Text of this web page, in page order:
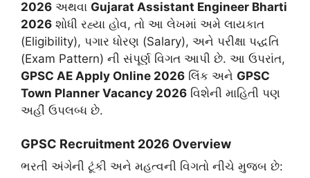
2026 અથવા Gujarat Assistant Engineer Bharti
2026 શોધી રહ્યા હોવ, તો આ લેખમાં અમે લાયકાત
(Eligibility), પગાર ધોરણ (Salary), અને પરીક્ષા પદ્ધતિ
(Exam Pattern) ની સંપૂર્ણ વિગત આપી છે. આ ઉપરાંત,
GPSC AE Apply Online 2026 લિંક અને GPSC
Town Planner Vacancy 2026 વિશેની માહિતી પણ
અહીં ઉપલબ્ધ છે.
​GPSC Recruitment 2026 Overview
​ભરતી અંગેની ટૂંકી અને મહત્વની વિગતો નીચે મુજબ છે: